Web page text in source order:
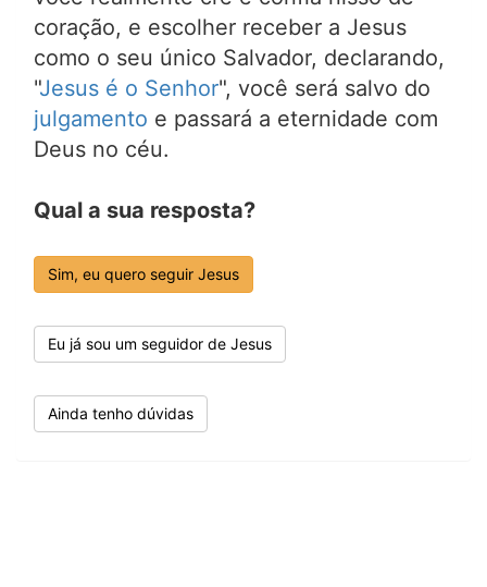
coração, e escolher receber a Jesus
como o seu único Salvador, declarando,
"Jesus é o Senhor", você será salvo do
julgamento e passará a eternidade com
Deus no céu.
Qual a sua resposta?
Sim, eu quero seguir Jesus
Eu já sou um seguidor de Jesus
Ainda tenho dúvidas